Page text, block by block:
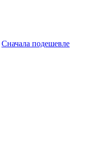
Сначала подешевле